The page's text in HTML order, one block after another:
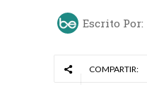
Escrito Por:
COMPARTIR: